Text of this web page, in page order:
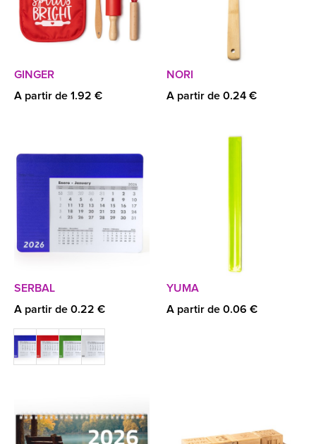
GINGER
A partir de 1.92 €
NORI
A partir de 0.24 €
SERBAL
A partir de 0.22 €
YUMA
A partir de 0.06 €